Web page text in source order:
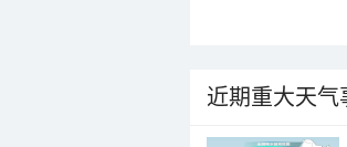
近期重大天气